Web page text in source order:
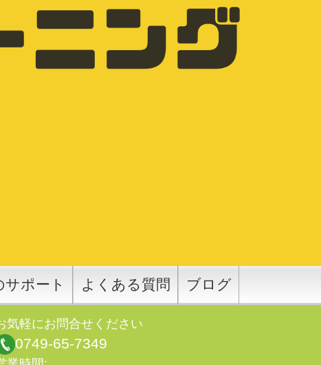
ポート よくある質問 ブログ
気軽にお問合せください
0749-65-7349